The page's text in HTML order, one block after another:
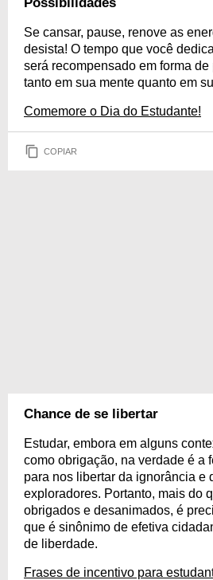
Se cansar, pause, renove as
desista! O tempo que você
será recompensado em forma
tanto em sua mente quanto em
Comemore o Dia do Estudante!
COPIAR
Chance de se libertar
Estudar, embora em alguns
como obrigação, na verdade é a
para nos libertar da ignorância e
exploradores. Portanto, mais do
obrigados e desanimados, é
que é sinônimo de efetiva
de liberdade.
Frases de incentivo para